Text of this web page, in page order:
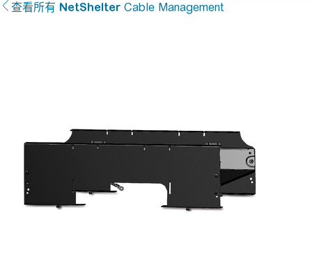
查看所有 NetShelter Cable Management